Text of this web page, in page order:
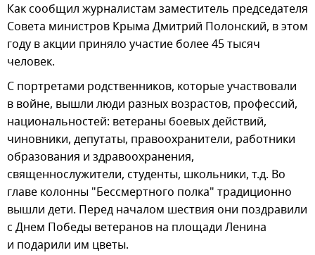
Как сообщил журналистам заместитель председателя
Совета министров Крыма Дмитрий Полонский, в этом
году в акции приняло участие более 45 тысяч
человек.
С портретами родственников, которые участвовали
в войне, вышли люди разных возрастов, профессий,
национальностей: ветераны боевых действий,
чиновники, депутаты, правоохранители, работники
образования и здравоохранения,
священнослужители, студенты, школьники, т.д. Во
главе колонны "Бессмертного полка" традиционно
вышли дети. Перед началом шествия они поздравили
с Днем Победы ветеранов на площади Ленина
и подарили им цветы.